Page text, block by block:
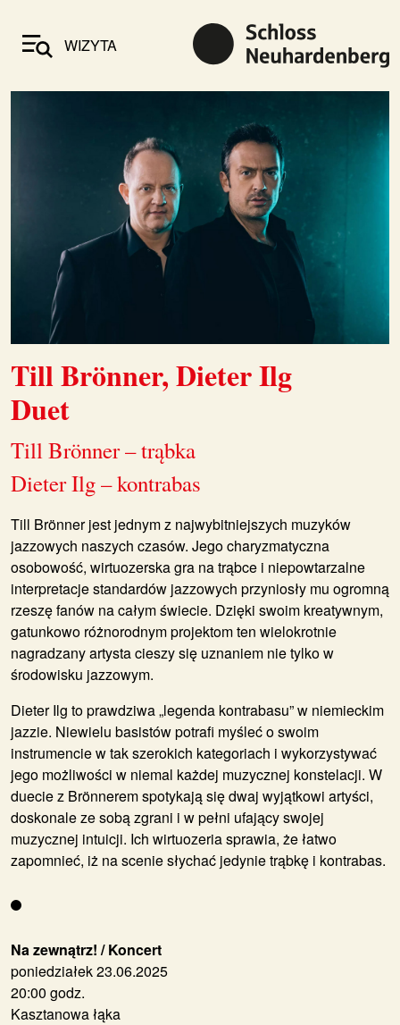
WIZYTA
Na zewnątrz! / Koncert
poniedziałek 23.06.2025
20:00 godz.
Kasztanowa łąka
Till Brönner, Dieter Ilg
Duet
Till Brönner – trąbka
Dieter Ilg – kontrabas
Till Brönner jest jednym z najwybitniejszych muzyków
jazzowych naszych czasów. Jego charyzmatyczna
osobowość, wirtuozerska gra na trąbce i niepowtarzalne
interpretacje standardów jazzowych przyniosły mu ogromną
rzeszę fanów na całym świecie. Dzięki swoim kreatywnym,
gatunkowo różnorodnym projektom ten wielokrotnie
nagradzany artysta cieszy się uznaniem nie tylko w
środowisku jazzowym.
Dieter Ilg to prawdziwa „legenda kontrabasu” w niemieckim
jazzie. Niewielu basistów potrafi myśleć o swoim
instrumencie w tak szerokich kategoriach i wykorzystywać
jego możliwości w niemal każdej muzycznej konstelacji. W
duecie z Brönnerem spotykają się dwaj wyjątkowi artyści,
doskonale ze sobą zgrani i w pełni ufający swojej
muzycznej intuicji. Ich wirtuozeria sprawia, że łatwo
zapomnieć, iż na scenie słychać jedynie trąbkę i kontrabas.